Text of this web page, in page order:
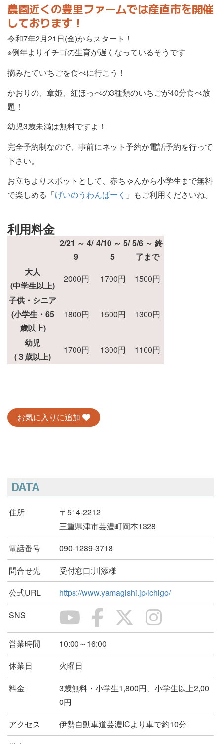
農園近くの豊里ファームでは産直市を開催
しております！
令和7年2月21日(金)からスタート！
※例年よりイチゴの生育が遅くなっているそうです
摘みたていちごを食べに行こう！
かおりの、章姫、紅ほっぺの3種類のいちごが40分食べ放
題！
幼児3歳未満は無料ですよ！
完全予約制なので、事前にネット予約か電話予約を行って
下さい。
お立ちよりスポットとして、赤ちゃんから小学生まで無料
で楽しめる「げいのうわんぱーく 」もご利用くださいね。
利用料金
2/21 ～ 4/
9
4/10 ～ 5/
5
5/6 ～ 終
了まで
大人
(中学生以上)
2000円 1700円
1500円
子供・シニア
(小学生・65
歳以上)
1800円 1500円 1300円
幼児
(３歳以上)
1700円 1300円 1100円
お気に入りに追加
DATA
住所
〒514-2212
三重県津市芸濃町岡本1328
電話番号
090-1289-3718
問合せ先
受付窓口:川添様
公式URL
https://www.yamagishi.jp/ichigo/
SNS
営業時間
10:00～16:00
休業日
火曜日
料金
3歳無料・小学生1,800円、小学生以上2,00
0円
アクセス
伊勢自動車道芸濃ICより車で約10分